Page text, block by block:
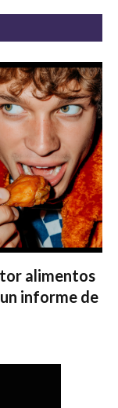
alimentos
informe de